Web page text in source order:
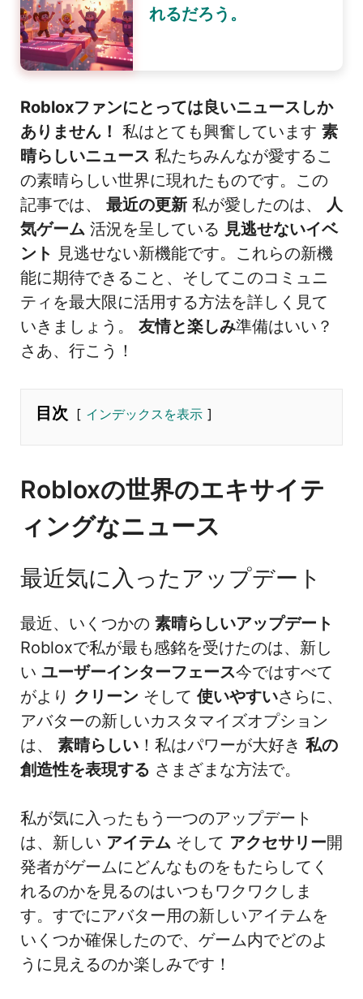
れるだろう。
Robloxファンにとっては良いニュースしか
ありません！ 私はとても興奮しています 素
晴らしいニュース 私たちみんなが愛するこ
の素晴らしい世界に現れたものです。この
記事では、 最近の更新 私が愛したのは、 人
気ゲーム 活況を呈している 見逃せないイベ
ント 見逃せない新機能です。これらの新機
能に期待できること、そしてこのコミュニ
ティを最大限に活用する方法を詳しく見て
いきましょう。 友情と楽しみ準備はいい？
さあ、行こう！
目次 インデックスを表示
Robloxの世界のエキサイテ
ィングなニュース
最近気に入ったアップデート
最近、いくつかの 素晴らしいアップデート
Robloxで私が最も感銘を受けたのは、新し
い ユーザーインターフェース今ではすべて
がより クリーン そして 使いやすいさらに、
アバターの新しいカスタマイズオプション
は、 素晴らしい ！私はパワーが大好き 私の
創造性を表現する さまざまな方法で。
私が気に入ったもう一つのアップデート
は、新しい アイテム そして アクセサリー開
発者がゲームにどんなものをもたらしてく
れるのかを見るのはいつもワクワクしま
す。すでにアバター用の新しいアイテムを
いくつか確保したので、ゲーム内でどのよ
うに見えるのか楽しみです！